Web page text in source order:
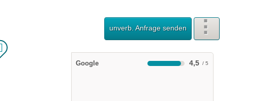
unverb. Anfrage senden
Google 4,5